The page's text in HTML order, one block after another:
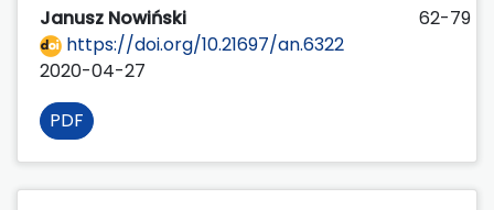
Janusz Nowiński
62-79
https://doi.org/10.21697/an.6322
2020-04-27
PDF